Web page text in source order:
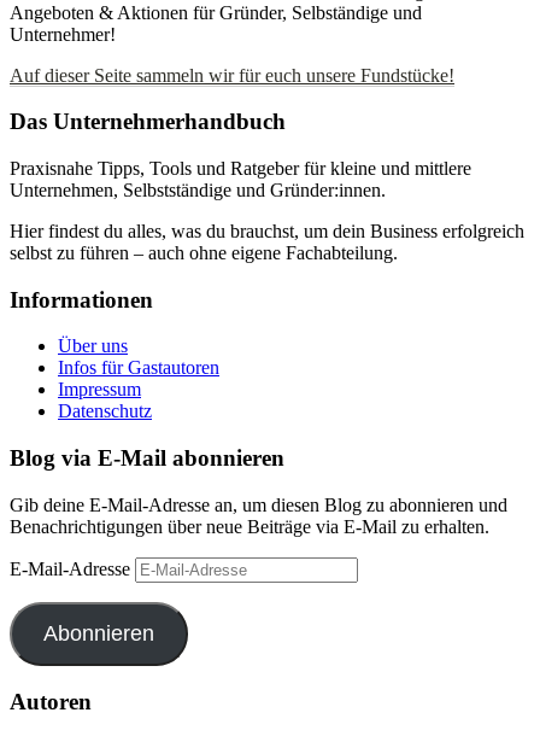
Angeboten & Aktionen für Gründer, Selbständige und
Unternehmer!
Auf dieser Seite sammeln wir für euch unsere Fundstücke!
Das Unternehmerhandbuch
Praxisnahe Tipps, Tools und Ratgeber für kleine und mittlere
Unternehmen, Selbstständige und Gründer:innen.
Hier findest du alles, was du brauchst, um dein Business erfolgreich
selbst zu führen – auch ohne eigene Fachabteilung.
Informationen
Über uns
Infos für Gastautoren
Impressum
Datenschutz
Blog via E-Mail abonnieren
Gib deine E-Mail-Adresse an, um diesen Blog zu abonnieren und
Benachrichtigungen über neue Beiträge via E-Mail zu erhalten.
E-Mail-Adresse
Abonnieren
Autoren